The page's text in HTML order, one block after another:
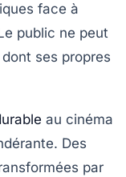
face à
public ne peut
ses propres
au cinéma
Des
par